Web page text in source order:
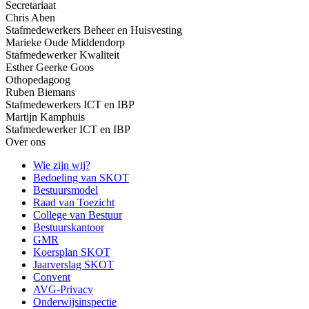
Secretariaat
Chris Aben
Stafmedewerkers Beheer en Huisvesting
Marieke Oude Middendorp
Stafmedewerker Kwaliteit
Esther Geerke Goos
Othopedagoog
Ruben Biemans
Stafmedewerkers ICT en IBP
Martijn Kamphuis
Stafmedewerker ICT en IBP
Over ons
Wie zijn wij?
Bedoeling van SKOT
Bestuursmodel
Raad van Toezicht
College van Bestuur
Bestuurskantoor
GMR
Koersplan SKOT
Jaarverslag SKOT
Convent
AVG-Privacy
Onderwijsinspectie